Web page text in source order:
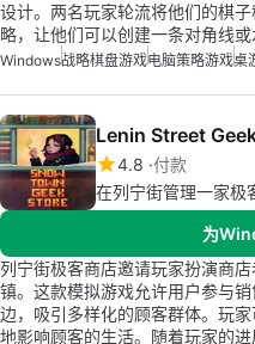
设计。两名玩家轮流将他们的棋
略，让他们可以创建一条对角线或
Windows战略棋盘游戏电脑策略游戏桌
Lenin Street
4.8 付款
在列宁街管理一家极
为
列宁街极客商店邀请玩家扮演商
镇。这款模拟游戏允许用户参与
边，吸引多样化的顾客群体。玩
地影响顾客的生活。随着玩家的